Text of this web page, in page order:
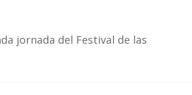
jornada del Festival de las